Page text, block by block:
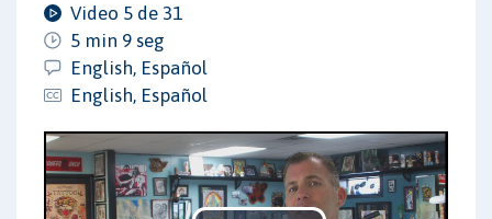
Video 5 de 31
5 min 9 seg
English, Español
English, Español